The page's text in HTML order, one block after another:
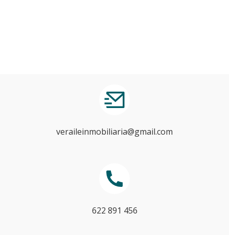
veraileinmobiliaria@gmail.com
622 891 456